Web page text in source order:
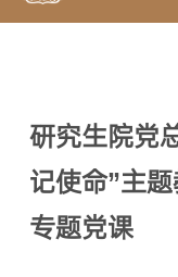
研究生院党
记使命”主
专题党课